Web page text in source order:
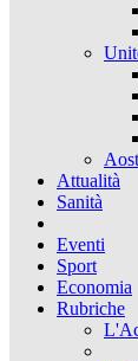
Attualità
Sanità
Eventi
Sport
Economia
Rubriche